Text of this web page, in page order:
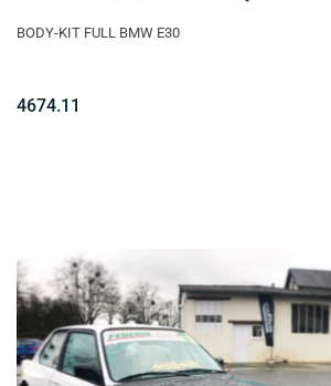
BODY-KIT FULL BMW E30
4674.11